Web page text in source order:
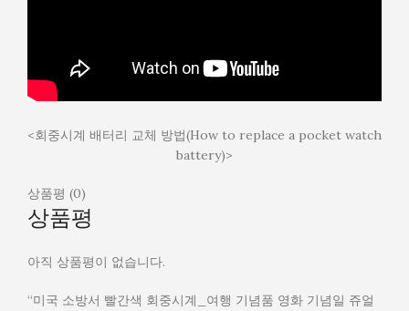
<회중시계 배터리 교체 방법(How to replace a pocket watch
battery)>
상품평 (0)
상품평
아직 상품평이 없습니다.
“미국 소방서 빨간색 회중시계_여행 기념품 영화 기념일 쥬얼